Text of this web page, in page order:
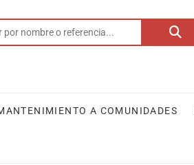
Buscar
A COMUNIDADES